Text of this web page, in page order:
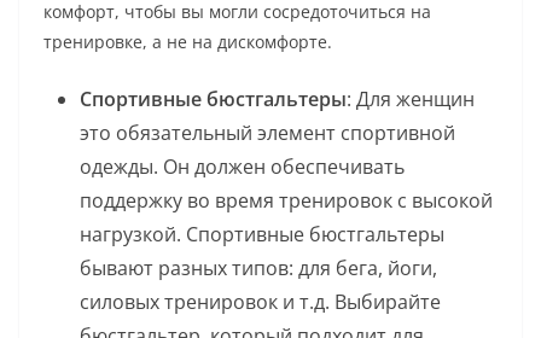
комфорт, чтобы вы могли сосредоточиться на
тренировке, а не на дискомфорте.
Спортивные бюстгальтеры: Для женщин
это обязательный элемент спортивной
одежды. Он должен обеспечивать
поддержку во время тренировок с высокой
нагрузкой. Спортивные бюстгальтеры
бывают разных типов: для бега, йоги,
силовых тренировок и т.д. Выбирайте